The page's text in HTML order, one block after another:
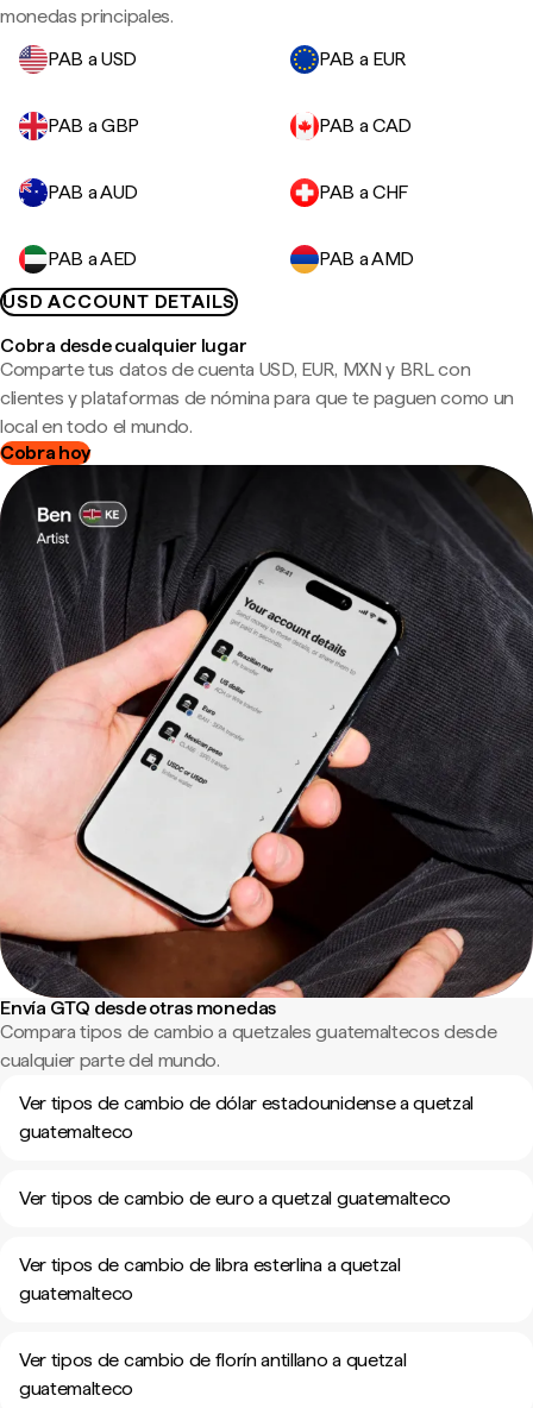
monedas principales.
PAB a USD
PAB a EUR
PAB a GBP PAB a CAD
PAB a AUD PAB a CHF
PAB a AED
PAB a AMD
USD ACCOUNT DETAILS
Cobra desde cualquier lugar
Comparte tus datos de cuenta USD, EUR, MXN y BRL con
clientes y plataformas de nómina para que te paguen como un
local en todo el mundo.
Cobra hoy
Envía GTQ desde otras monedas
Compara tipos de cambio a quetzales guatemaltecos desde
cualquier parte del mundo.
Ver tipos de cambio de dólar estadounidense a quetzal
guatemalteco
Ver tipos de cambio de euro a quetzal guatemalteco
Ver tipos de cambio de libra esterlina a quetzal
guatemalteco
Ver tipos de cambio de florín antillano a quetzal
guatemalteco